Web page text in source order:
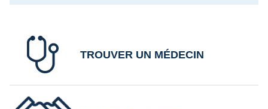
TROUVER UN MÉDECIN